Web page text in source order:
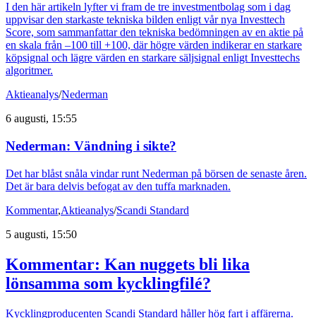
I den här artikeln lyfter vi fram de tre investmentbolag som i dag
uppvisar den starkaste tekniska bilden enligt vår nya Investtech
Score, som sammanfattar den tekniska bedömningen av en aktie på
en skala från –100 till +100, där högre värden indikerar en starkare
köpsignal och lägre värden en starkare säljsignal enligt Investtechs
algoritmer.
Aktieanalys/Nederman
6 augusti, 15:55
Nederman: Vändning i sikte?
Det har blåst snåla vindar runt Nederman på börsen de senaste åren.
Det är bara delvis befogat av den tuffa marknaden.
Kommentar,Aktieanalys/Scandi Standard
5 augusti, 15:50
Kommentar: Kan nuggets bli lika
lönsamma som kycklingfilé?
Kycklingproducenten Scandi Standard håller hög fart i affärerna.